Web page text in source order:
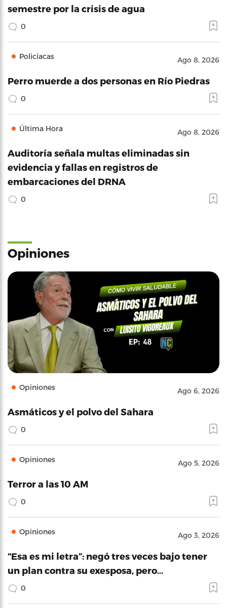
semestre por la crisis de agua
0
Policíacas Ago 8, 2026
Perro muerde a dos personas en Río Piedras
0
Última Hora Ago 8, 2026
Auditoría señala multas eliminadas sin
evidencia y fallas en registros de
embarcaciones del DRNA
0
Opiniones
Opiniones Ago 6, 2026
Asmáticos y el polvo del Sahara
0
Opiniones Ago 5, 2026
Terror a las 10 AM
0
Opiniones Ago 3, 2026
“Esa es mi letra”: negó tres veces bajo tener
un plan contra su exesposa, pero…
0